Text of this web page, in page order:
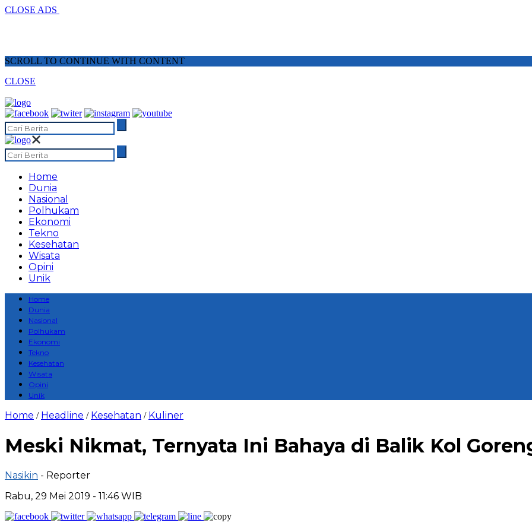
CLOSE ADS
SCROLL TO CONTINUE WITH CONTENT
CLOSE
Home
Dunia
Nasional
Polhukam
Ekonomi
Tekno
Kesehatan
Wisata
Opini
Unik
Home
Dunia
Nasional
Polhukam
Ekonomi
Tekno
Kesehatan
Wisata
Opini
Unik
Home / Headline / Kesehatan / Kuliner
Meski Nikmat, Ternyata Ini Bahaya di Balik Kol
Nasikin - Reporter
Rabu, 29 Mei 2019 - 11:46 WIB